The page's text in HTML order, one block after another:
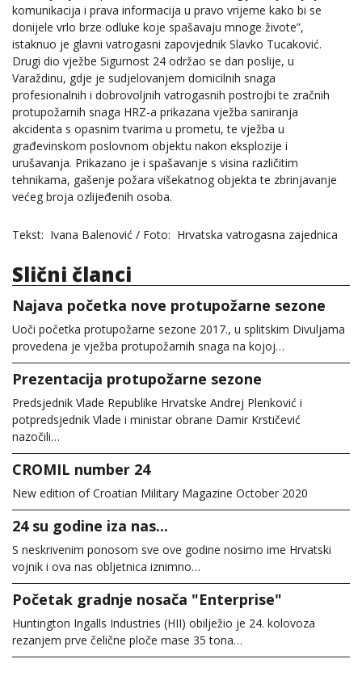
komunikacija i prava informacija u pravo vrijeme kako bi se
donijele vrlo brze odluke koje spašavaju mnoge živote”,
istaknuo je glavni vatrogasni zapovjednik Slavko Tucaković.
Drugi dio vježbe Sigurnost 24 održao se dan poslije, u
Varaždinu, gdje je sudjelovanjem domicilnih snaga
profesionalnih i dobrovoljnih vatrogasnih postrojbi te zračnih
protupožarnih snaga HRZ-a prikazana vježba saniranja
akcidenta s opasnim tvarima u prometu, te vježba u
građevinskom poslovnom objektu nakon eksplozije i
urušavanja. Prikazano je i spašavanje s visina različitim
tehnikama, gašenje požara višekatnog objekta te zbrinjavanje
većeg broja ozlijeđenih osoba.
Tekst: Ivana Balenović / Foto: Hrvatska vatrogasna zajednica
Slični članci
Najava početka nove protupožarne sezone
Uoči početka protupožarne sezone 2017., u splitskim Divuljama
provedena je vježba protupožarnih snaga na kojoj…
Prezentacija protupožarne sezone
Predsjednik Vlade Republike Hrvatske Andrej Plenković i
potpredsjednik Vlade i ministar obrane Damir Krstičević
nazočili…
CROMIL number 24
New edition of Croatian Military Magazine October 2020
24 su godine iza nas...
S neskrivenim ponosom sve ove godine nosimo ime Hrvatski
vojnik i ova nas obljetnica iznimno…
Početak gradnje nosača "Enterprise"
Huntington Ingalls Industries (HII) obilježio je 24. kolovoza
rezanjem prve čelične ploče mase 35 tona…